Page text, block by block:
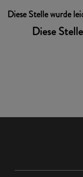
Diese Stelle wurde
Diese